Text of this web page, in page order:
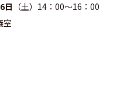
日 （土）14：00～16：00
室